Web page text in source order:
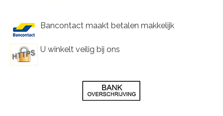
Bancontact maakt betalen makkelijk
U winkelt veilig bij ons